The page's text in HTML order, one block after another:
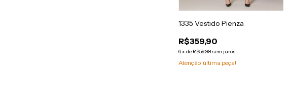
1335 Vestido Pienza
R$359,90
6xde R$59,98 sem juros
Atenção, última peça!